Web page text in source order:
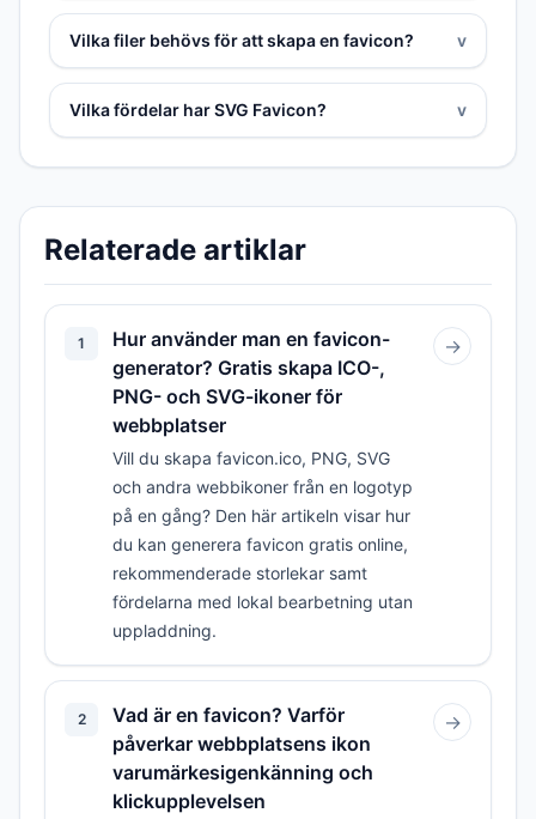
Vilka filer behövs för att skapa en favicon? v
Vilka fördelar har SVG Favicon? v
Relaterade artiklar
1
Hur använder man en favicon-
generator? Gratis skapa ICO-,
PNG- och SVG-ikoner för
webbplatser
Vill du skapa favicon.ico, PNG, SVG
och andra webbikoner från en logotyp
på en gång? Den här artikeln visar hur
du kan generera favicon gratis online,
rekommenderade storlekar samt
fördelarna med lokal bearbetning utan
uppladdning.
→
2
Vad är en favicon? Varför
påverkar webbplatsens ikon
varumärkesigenkänning och
klickupplevelsen
→